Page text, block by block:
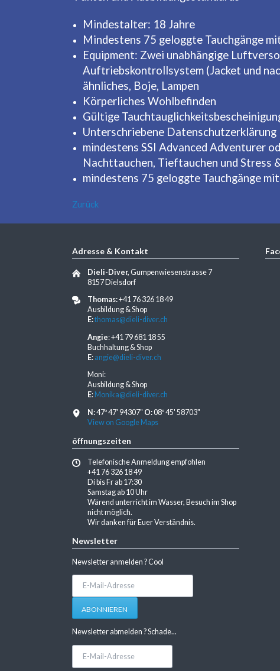
Mindestalter: 18 Jahre
Mindestens 75 geloggte Tauchgänge
Equipment: Zwei unabhängige
Auftriebskontrollsystem (Jacket und
ähnliches, Boje, Lampen
Körperliches Wohlbefinden
Gültige
Unterschriebene Datenschutzerklärung
mindestens SSI Advanced Adventurer
Nachttauchen, Tieftauchen und Stress
mindestens 75 geloggte Tauchgänge
Zurück
Adresse & Kontakt
Dieli-Diver,Gumpenwiesenstrasse 7
8157 Dielsdorf
Thomas:+41 76 326 18 49
Ausbildung & Shop
E:thomas@dieli-diver.ch
Angie: +41 79 681 18 55
Buchhaltung & Shop
E: angie@dieli-diver.ch
Moni:
Ausbildung & Shop
E: Monika@dieli-diver.ch
N:47º 47' 94307" O:08º 45' 58703"
View on Google Maps
öffnungszeiten
Telefonische Anmeldung empfohlen
+41 76 326 18 49
Di bis Fr ab 17:30
Samstag ab 10 Uhr
Wärend unterricht im Wasser, Besuch im Shop
nicht möglich.
Wir danken für Euer Verständnis.
Newsletter
Newsletter anmelden ? Cool
Adresse
ABONNIEREN
Newsletter abmelden ? Schade...